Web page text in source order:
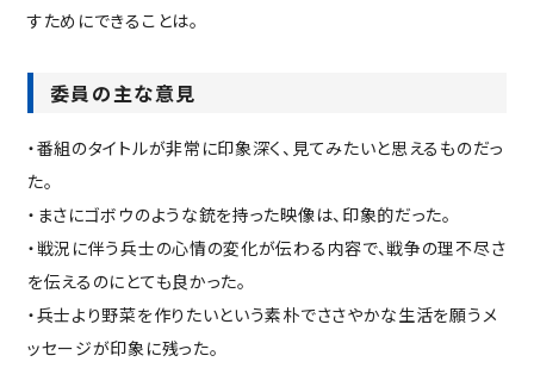
すためにできることは。
委員の主な意見
・番組のタイトルが非常に印象深く、見てみたいと思えるものだっ
た。
・まさにゴボウのような銃を持った映像は、印象的だった。
・戦況に伴う兵士の心情の変化が伝わる内容で、戦争の理不尽さ
を伝えるのにとても良かった。
・兵士より野菜を作りたいという素朴でささやかな生活を願うメ
ッセージが印象に残った。